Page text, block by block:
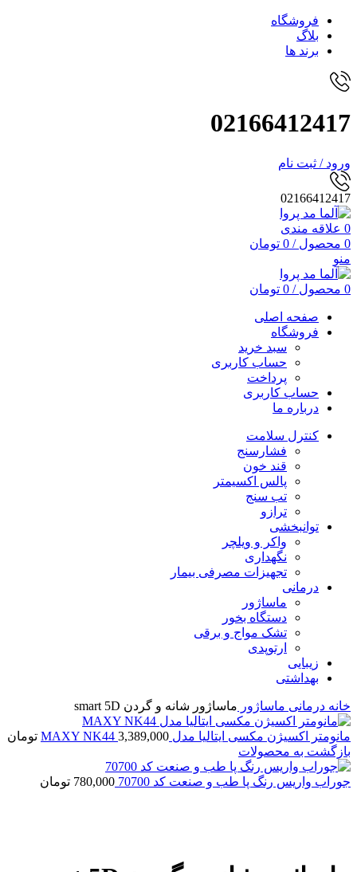
فروشگاه
بلاگ
برند ها
02166412417
ورود / ثبت نام
02166412417
0 علاقه مندی
0 محصول /
0 تومان
منو
0 محصول /
0 تومان
صفحه اصلی
فروشگاه
سبد خرید
حساب کاربری
پرداخت
حساب کاربری
درباره ما
کنترل سلامت
فشارسنج
قند خون
پالس اکسیمتر
تب سنج
ترازو
توانبخشی
واکر و ویلچر
نگهداری
تجهیزات مصرفی بیمار
درمانی
ماساژور
دستگاه بخور
تشک مواج و برقی
ارتوپدی
زیبایی
بهداشتی
خانه درمانی ماساژور ماساژور شانه و گردن smart 5D
مانومتر اکسیژن مکسی ایتالیا مدل MAXY NK44 3,389,000
تومان
بازگشت به محصولات
جوراب واریس رنگ پا طب و صنعت کد 70700 780,000 تومان